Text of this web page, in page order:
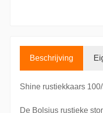
Beschrijving
Shine rustiekkaars
De Bolsius rustieke